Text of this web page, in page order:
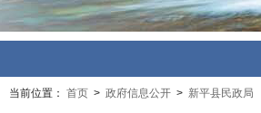
当前位置： 首页 > 政府信息公开 > 新平县民政局